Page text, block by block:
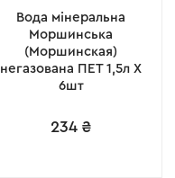
Вода мінеральна
Моршинська
(Моршинская)
негазована ПЕТ 1,5л X
6шт
234 ₴